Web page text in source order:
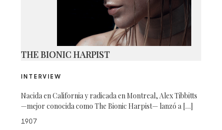
THE BIONIC HARPIST
INTERVIEW
Nacida en California y radicada en Montreal, Alex Tibbitts
—mejor conocida como The Bionic Harpist— lanzó a […]
1907